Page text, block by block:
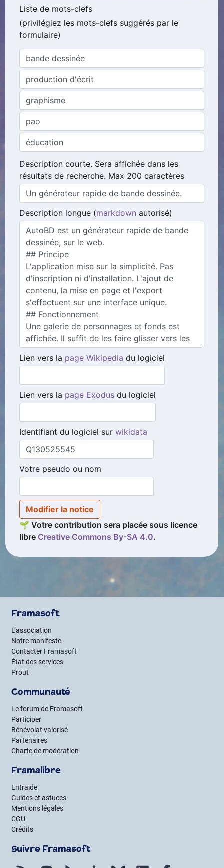
Liste de mots-clefs
(privilégiez les mots-clefs suggérés par le
formulaire)
Description courte. Sera affichée dans les
résultats de recherche. Max 200 caractères
Description longue (markdown autorisé)
Lien vers la page Wikipedia du logiciel
Lien vers la page Exodus du logiciel
Identifiant du logiciel surwikidata
Votre pseudo ou nom
Modifier la notice
🌱 Votre contribution sera placée sous licence
libre Creative Commons By-SA 4.0.
Framasoft
L’association
Notre manifeste
Contacter Framasoft
État des services
Prout
Communauté
Le forum de Framasoft
Participer
Bénévolat valorisé
Partenaires
Charte de modération
Framalibre
Entraide
Guides et astuces
Mentions légales
CGU
Crédits
Suivre Framasoft
Flux RSS MastodonPeerTube Mobilizon Bluesky LinkedIn